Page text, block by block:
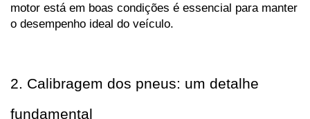
motor está em boas condições é essencial para manter
o desempenho ideal do veículo.
2. Calibragem dos pneus: um detalhe
fundamental